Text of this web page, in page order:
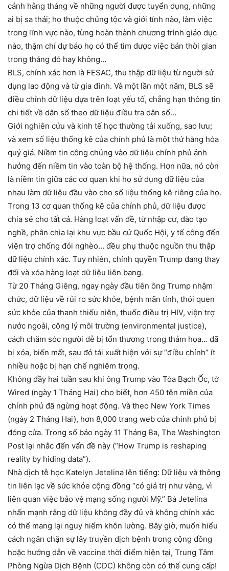
cảnh hằng tháng về những người được tuyển dụng, những
ai bị sa thải; họ thuộc chủng tộc và giới tính nào, làm việc
trong lĩnh vực nào, từng hoàn thành chương trình giáo dục
nào, thậm chí dự báo họ có thể tìm được việc bán thời gian
trong tháng đó hay không…
BLS, chính xác hơn là FESAC, thu thập dữ liệu từ người sử
dụng lao động và từ gia đình. Và một lần một năm, BLS sẽ
điều chỉnh dữ liệu dựa trên loạt yếu tố, chẳng hạn thông tin
chi tiết về dân số theo dữ liệu điều tra dân số…
Giới nghiên cứu và kinh tế học thường tải xuống, sao lưu;
và xem số liệu thống kê của chính phủ là một thứ hàng hóa
quý giá. Niềm tin công chúng vào dữ liệu chính phủ ảnh
hưởng đến niềm tin vào toàn bộ hệ thống. Hơn nữa, nó còn
là niềm tin giữa các cơ quan khi họ sử dụng dữ liệu của
nhau làm dữ liệu đầu vào cho số liệu thống kê riêng của họ.
Trong 13 cơ quan thống kê của chính phủ, dữ liệu được
chia sẻ cho tất cả. Hàng loạt vấn đề, từ nhập cư, đào tạo
nghề, phân chia lại khu vực bầu cử Quốc Hội, y tế công đến
viện trợ chống đói nghèo… đều phụ thuộc nguồn thu thập
dữ liệu chính xác. Tuy nhiên, chính quyền Trump đang thay
đổi và xóa hàng loạt dữ liệu liên bang.
Từ 20 Tháng Giêng, ngay ngày đầu tiên ông Trump nhậm
chức, dữ liệu về rủi ro sức khỏe, bệnh mãn tính, thói quen
sức khỏe của thanh thiếu niên, thuốc điều trị HIV, viện trợ
nước ngoài, công lý môi trường (environmental justice),
cách chăm sóc người dễ bị tổn thương trong thảm họa… đã
bị xóa, biến mất, sau đó tái xuất hiện với sự “điều chỉnh” ít
nhiều hoặc bị hạn chế nghiêm trọng.
Không đầy hai tuần sau khi ông Trump vào Tòa Bạch Ốc, tờ
Wired (ngày 1 Tháng Hai) cho biết, hơn 450 tên miền của
chính phủ đã ngừng hoạt động. Và theo New York Times
(ngày 2 Tháng Hai), hơn 8,000 trang web của chính phủ bị
đóng cửa. Trong số báo ngày 11 Tháng Ba, The Washington
Post lại nhắc đến vấn đề này (“How Trump is reshaping
reality by hiding data”).
Nhà dịch tễ học Katelyn Jetelina lên tiếng: Dữ liệu và thông
tin liên lạc về sức khỏe cộng đồng “có giá trị như vàng, vì
liên quan việc bảo vệ mạng sống người Mỹ.” Bà Jetelina
nhấn mạnh rằng dữ liệu không đầy đủ và không chính xác
có thể mang lại nguy hiểm khôn lường. Bây giờ, muốn hiểu
cách ngăn chặn sự lây truyền dịch bệnh trong cộng đồng
hoặc hướng dẫn về vaccine thời điểm hiện tại, Trung Tâm
Phòng Ngừa Dịch Bệnh (CDC) không còn có thể cung cấp!